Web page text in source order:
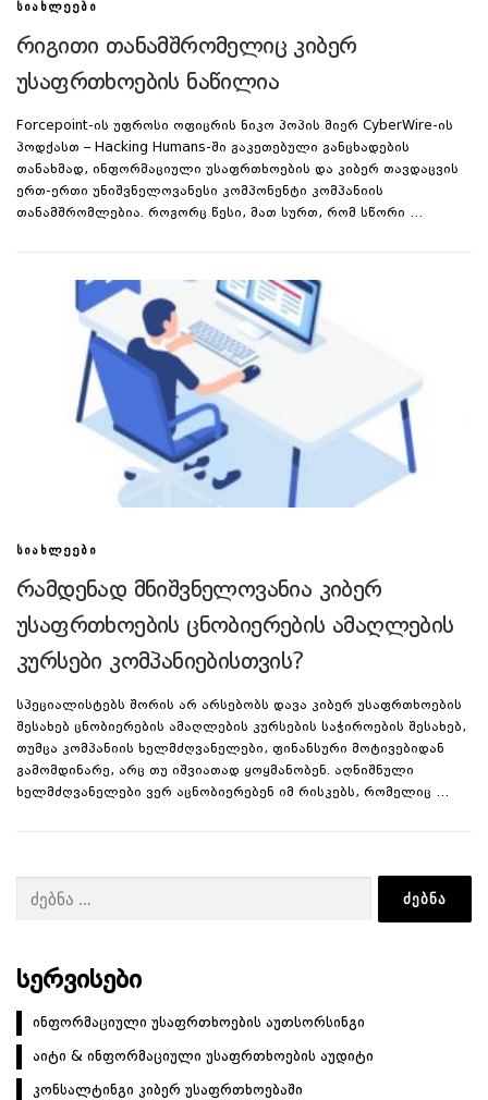
ᲡᲘᲐᲮᲚᲔᲔᲑᲘ
რიგითი თანამშრომელიც კიბერ
უსაფრთხოების ნაწილია
Forcepoint-ის უფროსი ოფიცრის ნიკო პოპის მიერ CyberWire-ის
პოდქასთ – Hacking Humans-ში გაკეთებული განცხადების
თანახმად, ინფორმაციული უსაფრთხოების და კიბერ თავდაცვის
ერთ-ერთი უნიშვნელოვანესი კომპონენტი კომპანიის
თანამშრომლებია. როგორც წესი, მათ სურთ, რომ სწორი …
ᲡᲘᲐᲮᲚᲔᲔᲑᲘ
რამდენად მნიშვნელოვანია კიბერ
უსაფრთხოების ცნობიერების ამაღლების
კურსები კომპანიებისთვის?
სპეციალისტებს შორის არ არსებობს დავა კიბერ უსაფრთხოების
შესახებ ცნობიერების ამაღლების კურსების საჭიროების შესახებ,
თუმცა კომპანიის ხელმძღვანელები, ფინანსური მოტივებიდან
გამომდინარე, არც თუ იშვიათად ყოყმანობენ. აღნიშნული
ხელმძღვანელები ვერ აცნობიერებენ იმ რისკებს, რომელიც …
ᲡᲔᲠᲕᲘᲡᲔᲑᲘ
ინფორმაციული უსაფრთხოების აუთსორსინგი
აიტი & ინფორმაციული უსაფრთხოების აუდიტი
კონსალტინგი კიბერ უსაფრთხოებაში